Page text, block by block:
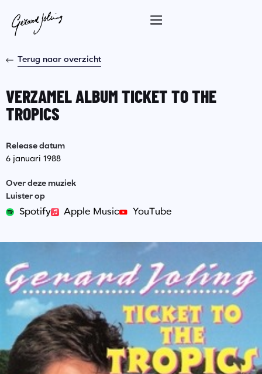
Terug naar overzicht
VERZAMEL ALBUM TICKET TO THE
TROPICS
Release datum
6 januari 1988
Over deze muziek
Luister op
Spotify Apple Music YouTube